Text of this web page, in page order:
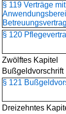
§ 119 Verträge
§ 120
Zwölftes Kapitel
Bußgeldvorschrift
§ 121
Dreizehntes